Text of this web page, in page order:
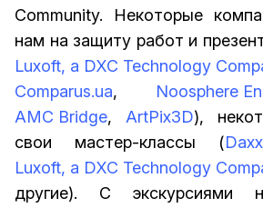
Community. Некоторые
нам на защиту работ и
Luxoft, a DXC Technology
Comparus.ua, Noosphere
AMC Bridge, ArtPix3D),
свои мастер-классы (Daxx
Luxoft, a DXC Technology
другие). С экскурсиями